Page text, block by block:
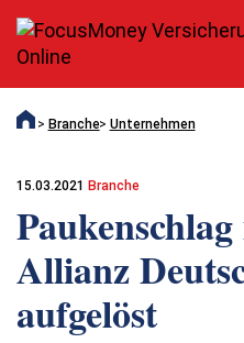
Branche Unternehmen
15.03.2021 Branche
Allianz
aufgelöst